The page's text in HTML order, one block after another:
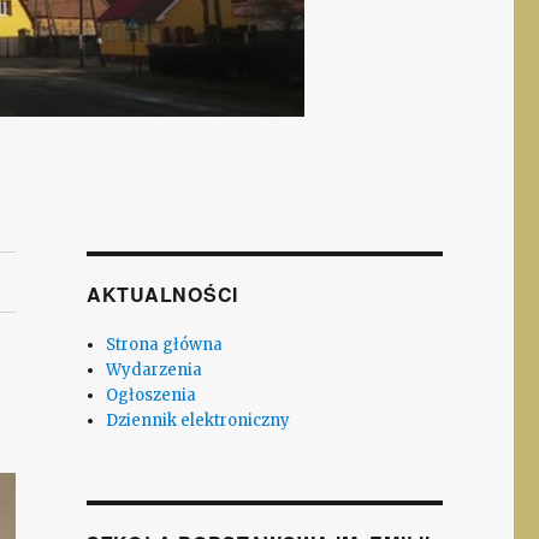
AKTUALNOŚCI
Strona główna
Wydarzenia
Ogłoszenia
Dziennik elektroniczny